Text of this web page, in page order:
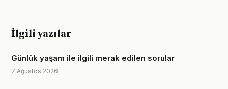
İlgili yazılar
Günlük yaşam ile ilgili merak edilen sorular
7 Ağustos 2026